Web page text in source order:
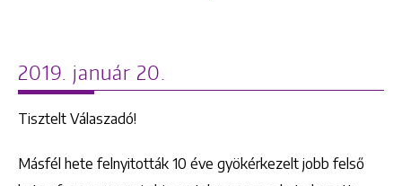
2019. január 20.
Tisztelt Válaszadó!
Másfél hete felnyitották 10 éve gyökérkezelt jobb felső